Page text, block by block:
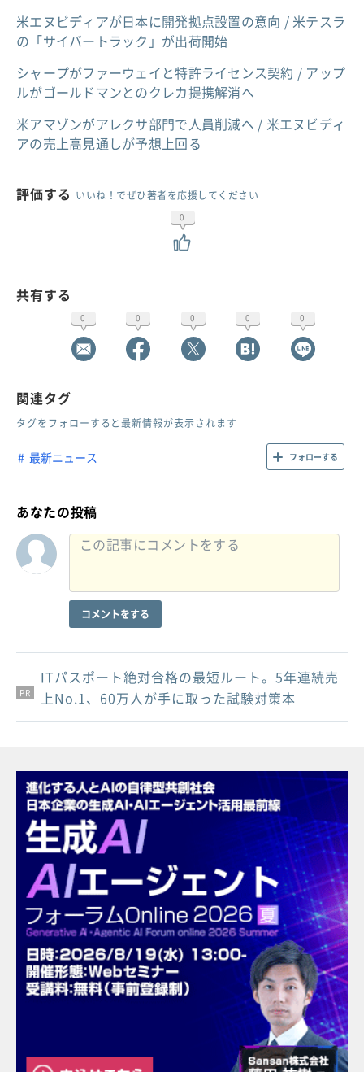
米エヌビディアが日本に開発拠点設置の意向 / 米テスラ
の「サイバートラック」が出荷開始
シャープがファーウェイと特許ライセンス契約 / アップ
ルがゴールドマンとのクレカ提携解消へ
米アマゾンがアレクサ部門で人員削減へ / 米エヌビディ
アの売上高見通しが予想上回る
評価する いいね！でぜひ著者を応援してください
0
共有する
0 0 0 0 0
関連タグ
タグをフォローすると最新情報が表示されます
最新ニュース フォローする
あなたの投稿
コメントをする
PR
PR
PR
ITパスポート絶対合格の最短ルート。5年連続売
上No.1、60万人が手に取った試験対策本